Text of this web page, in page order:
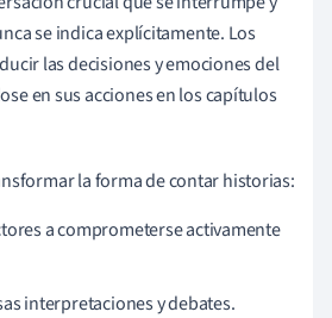
se indica explícitamente. Los
las decisiones y emociones del
en sus acciones en los capítulos
la forma de contar historias:
a comprometerse activamente
interpretaciones y debates.